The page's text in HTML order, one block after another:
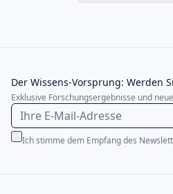
Der Wissens-Vorsprung: Werden
Exklusive Forschungsergebnisse und
Ich stimme dem Empfang des